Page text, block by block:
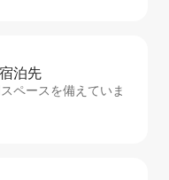
泊⁠先
ペースを備えていま